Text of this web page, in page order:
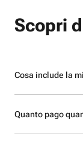
Scopri
Cosa include la
Quanto pago